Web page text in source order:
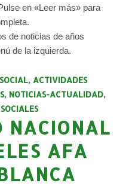
en «Leer más» para
de noticias de años
de la izquierda.
, ACTIVIDADES
, NOTICIAS-ACTUALIDAD,
NACIONAL
AFA